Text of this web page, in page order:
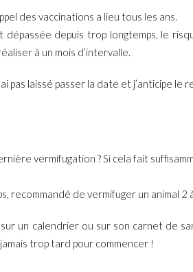
des vaccinations a lieu tous les ans.
dépassée depuis trop longtemps, le
à un mois d’intervalle.
pas laissé passer la date et j’anticipe le
vermifugation ? Si cela fait
recommandé de vermifuger un animal 2
un calendrier ou sur son carnet de
jamais trop tard pour commencer !